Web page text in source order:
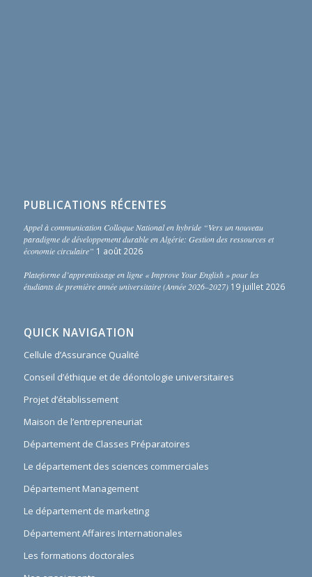
PUBLICATIONS RÉCENTES
Appel à communication Colloque National en hybride “Vers un nouveau
paradigme de développement durable en Algérie: Gestion des ressources et
économie circulaire” 1 août 2026
Plateforme d’apprentissage en ligne « Improve Your English » pour les
étudiants de première année universitaire (Année 2026–2027) 19 juillet 2026
QUICK NAVIGATION
Cellule d’Assurance Qualité
Conseil d’éthique et de déontologie universitaires
Projet d’établissement
Maison de l’entrepreneuriat
Département de Classes Préparatoires
Le département des sciences commerciales
Département Management
Le département de marketing
Département Affaires Internationales
Les formations doctorales